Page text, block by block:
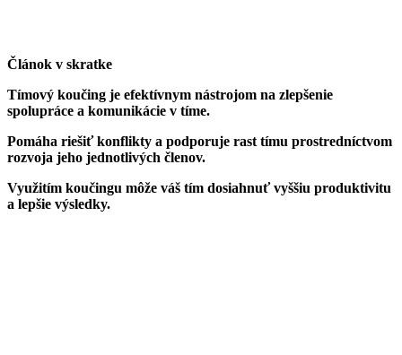
Článok v skratke
Tímový koučing je efektívnym nástrojom na zlepšenie
spolupráce a komunikácie v tíme.
Pomáha riešiť konflikty a podporuje rast tímu prostredníctvom
rozvoja jeho jednotlivých členov.
Využitím koučingu môže váš tím dosiahnuť vyššiu produktivitu
a lepšie výsledky.